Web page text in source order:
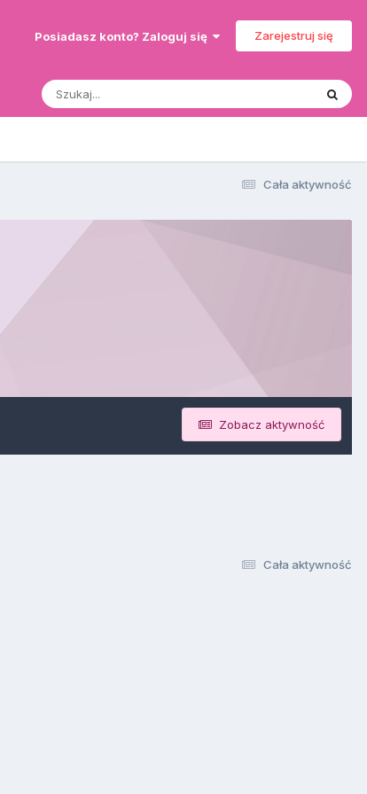
Posiadasz konto? Zaloguj się Zarejestruj się
Cała aktywność
Zobacz aktywność
Cała aktywność